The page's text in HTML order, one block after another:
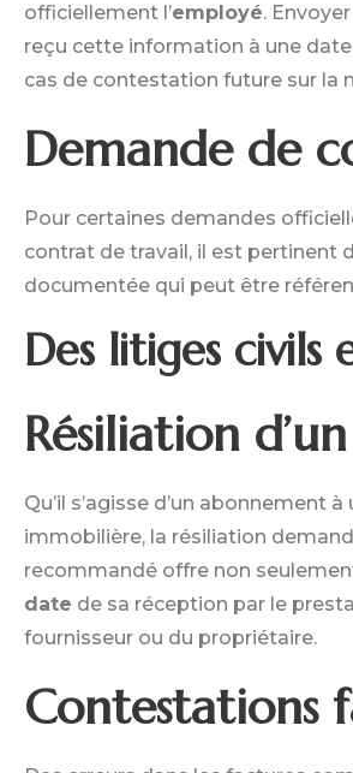
officiellement l’employé.
reçu cette information à une
cas de contestation future sur la
Demande de
Pour certaines demandes
contrat de travail, il est pertinent
documentée qui peut être
Des litiges
Résiliation
Qu’il s’agisse d’un abonnement
immobilière, la résiliation
recommandé offre non
date de sa réception par le
fournisseur ou du propriétaire.
Contestations